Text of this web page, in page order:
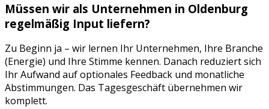
Müssen wir als Unternehmen in Oldenburg
regelmäßig Input liefern?
Zu Beginn ja – wir lernen Ihr Unternehmen, Ihre Branche
(Energie) und Ihre Stimme kennen. Danach reduziert sich
Ihr Aufwand auf optionales Feedback und monatliche
Abstimmungen. Das Tagesgeschäft übernehmen wir
komplett.